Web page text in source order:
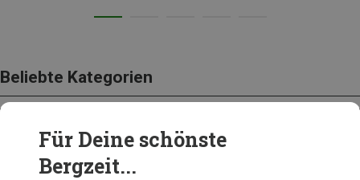
Beliebte Kategorien
BEKLEIDUNG
Für Deine schönste
Bergzeit...